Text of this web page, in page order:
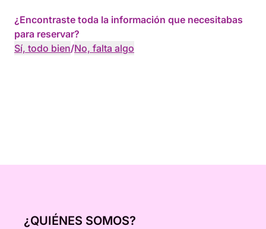
¿Encontraste toda la información que necesitabas
para reservar?
Sí, todo bien/No, falta algo
¿QUIÉNES SOMOS?